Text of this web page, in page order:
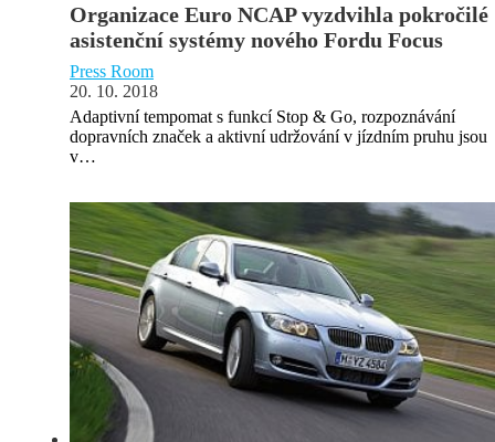
Organizace Euro NCAP vyzdvihla pokročilé
asistenční systémy nového Fordu Focus
Press Room
20. 10. 2018
Adaptivní tempomat s funkcí Stop & Go, rozpoznávání
dopravních značek a aktivní udržování v jízdním pruhu jsou
v…